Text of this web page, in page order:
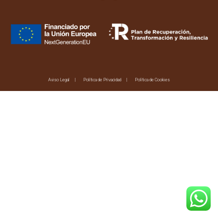
Aviso Legal Política de Privacidad Política de Cookies